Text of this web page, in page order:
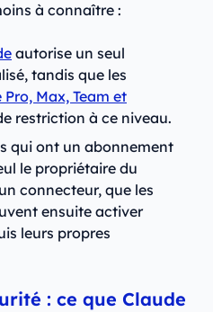
à connaître :
autorise un seul
tandis que les
Max, Team et
restriction à ce niveau.
qui ont un abonnement
le propriétaire du
connecteur, que les
ensuite activer
leurs propres
: ce que Claude